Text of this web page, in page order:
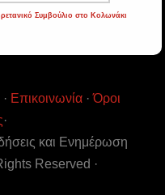
Συμβούλιο στο Κολωνάκι
· Επικοινωνία ·Όροι
·
και Ενημέρωση
Reserved ·